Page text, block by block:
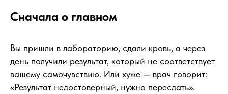
Сначала о главном
Вы пришли в лабораторию, сдали кровь, а через
день получили результат, который не соответствует
вашему самочувствию. Или хуже — врач говорит:
«Результат недостоверный, нужно пересдать».